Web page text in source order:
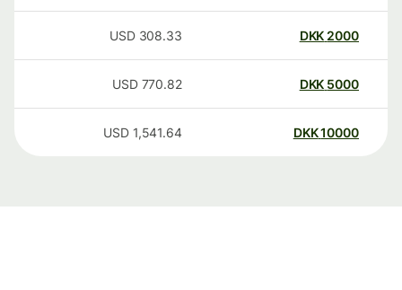
2000
DKK
308.33
USD
5000
DKK
770.82
USD
10000
DKK
1,541.64
USD